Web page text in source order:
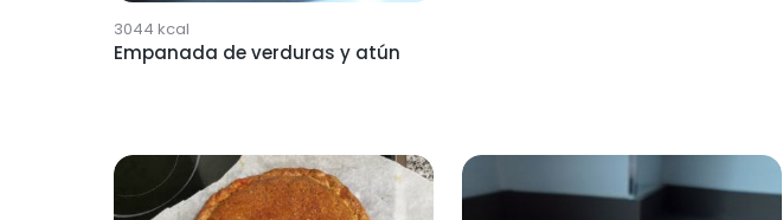
3044 kcal
Empanada de verduras y atún